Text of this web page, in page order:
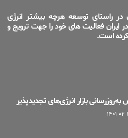
راستای توسعه هرچه بیشتر انرژی
فعالیت های خود را جهت ترویج و
است.
بازار انرژی‌های تجدیدپذیر
۲۲